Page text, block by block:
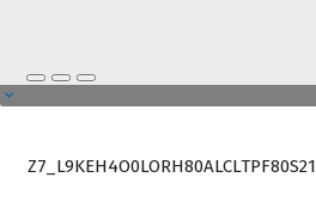
Z7_L9KEH4O0LORH80ALCLTPF80S21